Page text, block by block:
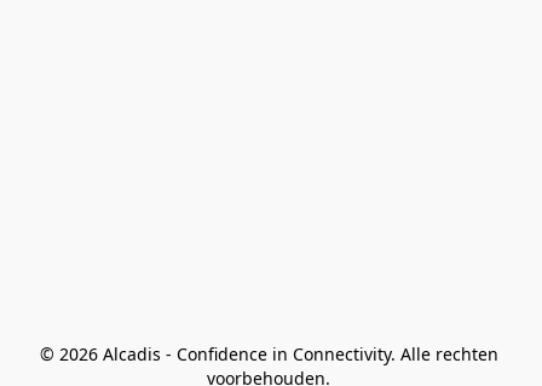
© 2026 Alcadis - Confidence in Connectivity. Alle rechten
voorbehouden.